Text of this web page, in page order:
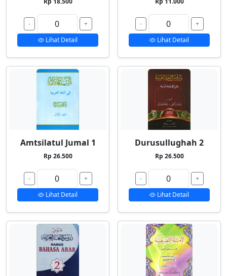
-
+
Lihat Detail
-
+
Lihat Detail
Amtsilatul Jumal 1
Rp 26.500
-
+
Lihat Detail
Durusullughah 2
Rp 26.500
-
+
Lihat Detail